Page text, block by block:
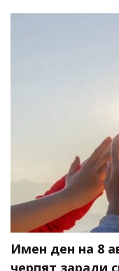
Имен ден на 8
черпят заради